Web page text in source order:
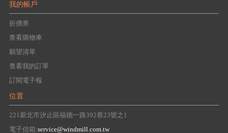
我的帳戶
折價券
查看購物車
願望清單
查看我的訂單
訂閱電子報
位置
221新北市汐止區福德一路392巷23號之1
電子信箱:service@windmill.com.tw